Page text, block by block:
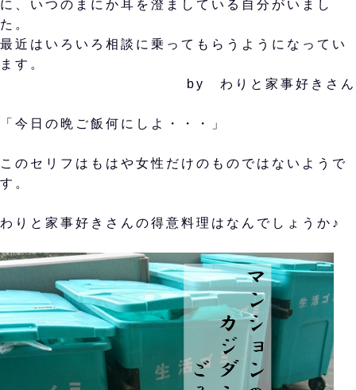
に、いつのまにか耳を澄ましている自分がいまし
た。
最近はいろいろ相談に乗ってもらうようになってい
ます。
by わりと家事好きさん
「今日の晩ご飯何にしよ・・・」
このセリフはもはや女性だけのものではないようで
す。
わりと家事好きさんの得意料理はなんでしょうか♪